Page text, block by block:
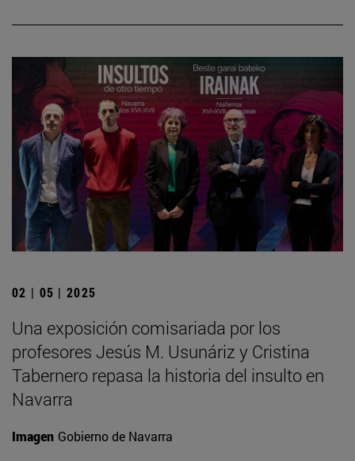
02 | 05 | 2025
Una exposición comisariada por los
profesores Jesús M. Usunáriz y Cristina
Tabernero repasa la historia del insulto en
Navarra
Imagen Gobierno de Navarra